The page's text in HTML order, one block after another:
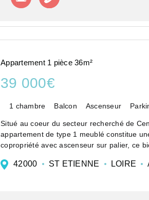
Appartement 1 pièce 36m²
39 000€
1 chambre Balcon Ascenseur
Situé au coeur du secteur recherché de
appartement de type 1 meublé constitue
copropriété avec ascenseur sur palier, ce
42000 ST ETIENNE LOIRE